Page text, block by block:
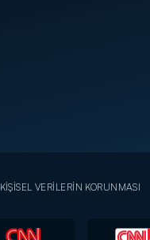
KİŞİSEL VERİLERİN KORUNMASI